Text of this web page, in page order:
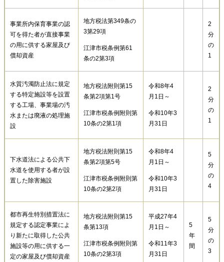
事業所内保育事業の認
可を得た者が直接事業
の用に供する家屋及び
償却資産
地方税法第349条の
3第29項
江津市税条例第61
条の2第3項
2
分
の
1
水質汚濁防止法に規定
する特定施設等を設置
する工場、事業場の汚
水または廃液の処理施
設
地方税法附則第15
条第2項第1号
江津市税条例附則第
10条の2第1項
令和8年4
月1日～
令和10年3
月31日
2
分
の
1
下水道法による公共下
水道を使用する者が設
置した除害施設
地方税法附則第15
条第2項第5号
江津市税条例附則第
10条の2第2項
令和8年4
月1日～
令和10年3
月31日
5
分
の
4
都市再生特別措置法に
規定する認定事業によ
り新たに取得した公共
施設等の用に供する一
定の家屋及び償却資産
地方税法附則第15
条第13項
江津市税条例附則第
10条の2第3項
平成27年4
月1日～
令和11年3
月31日
5
年
間
5
分
の
3